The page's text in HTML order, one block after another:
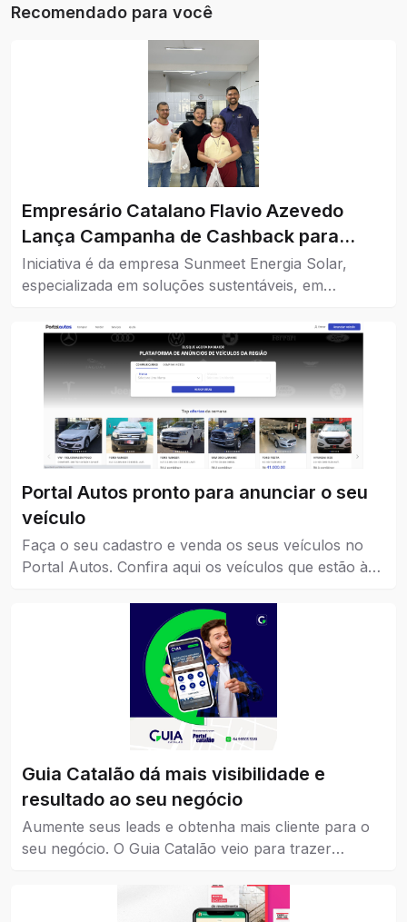
Recomendado para você
Empresário Catalano Flavio Azevedo
Lança Campanha de Cashback para
Impulsionar o Comércio da Cidade
Iniciativa é da empresa Sunmeet Energia Solar,
especializada em soluções sustentáveis, em
Portal Autos pronto para anunciar o seu
veículo
Faça o seu cadastro e venda os seus veículos no
Portal Autos. Confira aqui os veículos que estão à
Guia Catalão dá mais visibilidade e
resultado ao seu negócio
Aumente seus leads e obtenha mais cliente para o
seu negócio. O Guia Catalão veio para trazer
todos os níveis, pequena, média e grande.